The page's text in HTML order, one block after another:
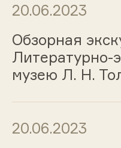
20.06.2023
Обзорная
Литературно-
музею Л. Н.
20.06.2023